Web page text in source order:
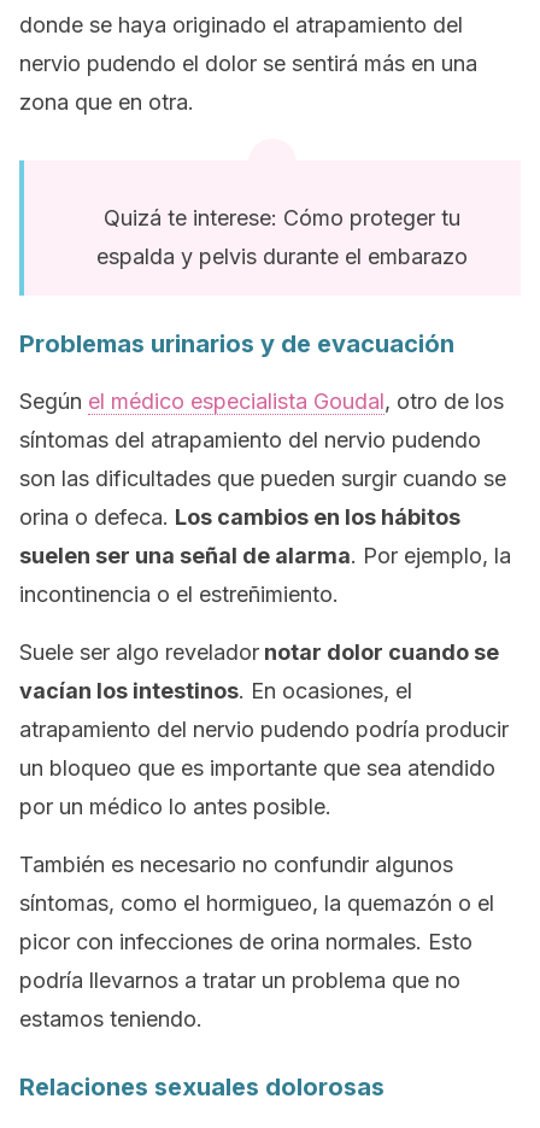
donde se haya originado el atrapamiento del
nervio pudendo el dolor se sentirá más en una
zona que en otra.
Quizá te interese: Cómo proteger tu
espalda y pelvis durante el embarazo
Problemas urinarios y de evacuación
Según el médico especialista Goudal, otro de los
síntomas del atrapamiento del nervio pudendo
son las dificultades que pueden surgir cuando se
orina o defeca. Los cambios en los hábitos
suelen ser una señal de alarma. Por ejemplo, la
incontinencia o el estreñimiento.
Suele ser algo revelador notar dolor cuando se
vacían los intestinos. En ocasiones, el
atrapamiento del nervio pudendo podría producir
un bloqueo que es importante que sea atendido
por un médico lo antes posible.
También es necesario no confundir algunos
síntomas, como el hormigueo, la quemazón o el
picor con infecciones de orina normales. Esto
podría llevarnos a tratar un problema que no
estamos teniendo.
Relaciones sexuales dolorosas